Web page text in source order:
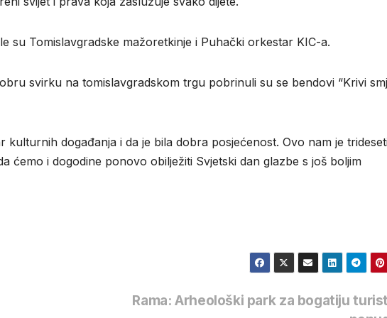
su Tomislavgradske mažoretkinje i Puhački orkestar KIC-a.
svirku na tomislavgradskom trgu pobrinuli su se bendovi “Krivi
kulturnih događanja i da je bila dobra posjećenost. Ovo nam je
ćemo i dogodine ponovo obilježiti Svjetski dan glazbe s još boljim
Rama: Arheološki park za bogatiju